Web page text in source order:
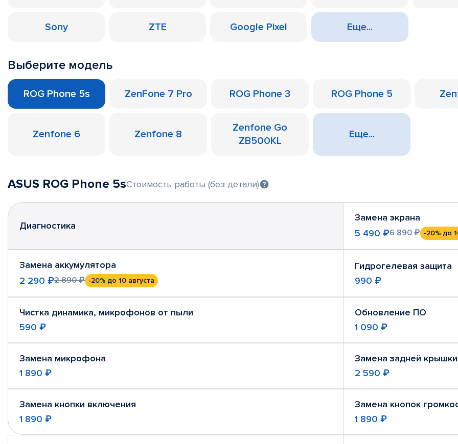
Sony ZTE Google Pixel Еще...
Выберите модель
ROG Phone 5s ZenFone 7 Pro ROG Phone 3 ROG Phone 5
Zenfone 6 Zenfone 8
Zenfone Go
ZB500KL
Еще...
ASUS ROG Phone 5sСтоимость работы (без детали)
Диагностика
Замена экрана
5 490 ₽6 890 ₽ -20% до
Замена аккумулятора
2 290 ₽2 890 ₽ -20% до 10 августа
Гидрогелевая защита
990 ₽
Чистка динамика, микрофонов от пыли
590 ₽
Обновление ПО
1 090 ₽
Замена микрофона
1 890 ₽
Замена задней крышки
2 590 ₽
Замена кнопки включения
1 890 ₽
Замена кнопок
1 890 ₽